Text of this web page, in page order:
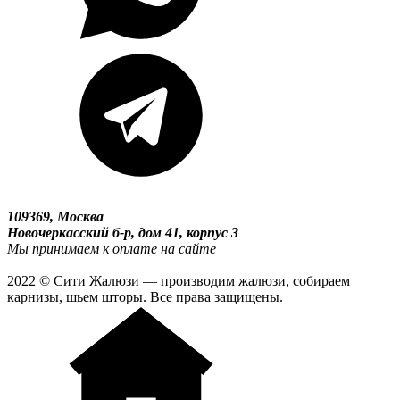
109369, Москва
Новочеркасский б-р, дом 41, корпус 3
Мы принимаем к оплате на сайте
2022 © Сити Жалюзи — производим жалюзи, собираем
карнизы, шьем шторы. Все права защищены.